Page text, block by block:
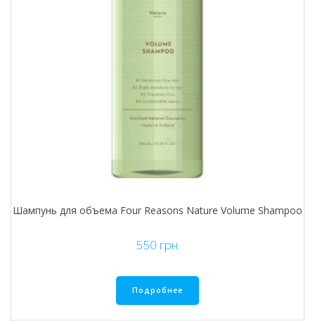
Шампунь для объема Four Reasons Nature Volume Shampoo
550 грн.
Подробнее